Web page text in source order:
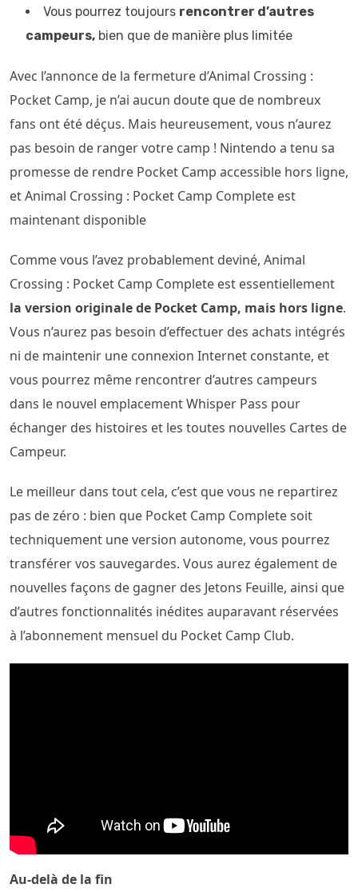
Vous pourrez toujours rencontrer d’autres
campeurs, bien que de manière plus limitée
Avec l’annonce de la fermeture d’Animal Crossing :
Pocket Camp, je n’ai aucun doute que de nombreux
fans ont été déçus. Mais heureusement, vous n’aurez
pas besoin de ranger votre camp ! Nintendo a tenu sa
promesse de rendre Pocket Camp accessible hors ligne,
et Animal Crossing : Pocket Camp Complete est
maintenant disponible
Comme vous l’avez probablement deviné, Animal
Crossing : Pocket Camp Complete est essentiellement
la version originale de Pocket Camp, mais hors ligne.
Vous n’aurez pas besoin d’effectuer des achats intégrés
ni de maintenir une connexion Internet constante, et
vous pourrez même rencontrer d’autres campeurs
dans le nouvel emplacement Whisper Pass pour
échanger des histoires et les toutes nouvelles Cartes de
Campeur.
Le meilleur dans tout cela, c’est que vous ne repartirez
pas de zéro : bien que Pocket Camp Complete soit
techniquement une version autonome, vous pourrez
transférer vos sauvegardes. Vous aurez également de
nouvelles façons de gagner des Jetons Feuille, ainsi que
d’autres fonctionnalités inédites auparavant réservées
à l’abonnement mensuel du Pocket Camp Club.
Au-delà de la fin